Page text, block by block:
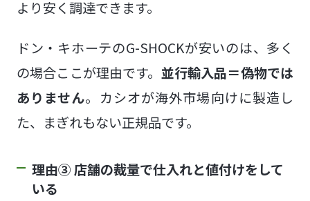
より安く調達できます。
ドン・キホーテのG-SHOCKが安いのは、多く
の場合ここが理由です。 並行輸入品＝偽物では
ありません。カシオが海外市場向けに製造し
た、まぎれもない正規品です。
理由③ 店舗の裁量で仕入れと値付けをして
いる